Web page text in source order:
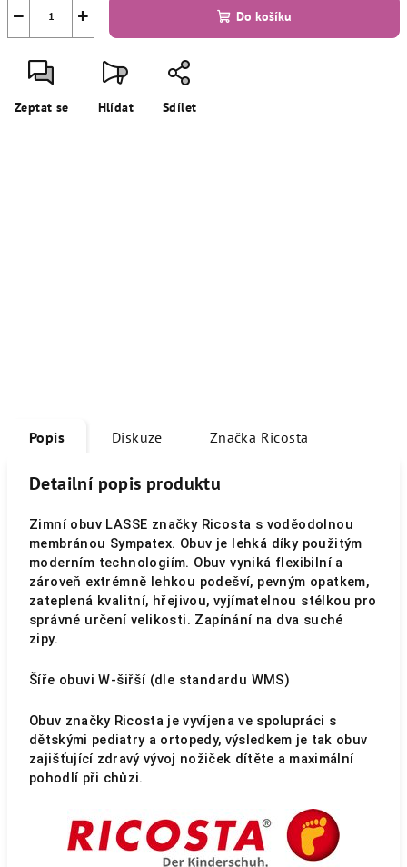
+
− Do košíku
Zeptat se Hlídat Sdílet
Popis Diskuze Značka Ricosta
Detailní popis produktu
Zimní obuv LASSE značky Ricosta s voděodolnou
membránou Sympatex. Obuv je lehká díky použitým
moderním technologiím. Obuv vyniká flexibilní a
zároveň extrémně lehkou podešví, pevným opatkem,
zateplená kvalitní, hřejivou, vyjímatelnou stélkou pro
správné určení velikosti. Zapínání na dva suché
zipy.
Šíře obuvi W-šiřší (dle standardu WMS)
Obuv značky Ricosta je vyvíjena ve spolupráci s
dětskými pediatry a ortopedy, výsledkem je tak obuv
zajišťující zdravý vývoj nožiček dítěte a maximální
pohodlí při chůzi.